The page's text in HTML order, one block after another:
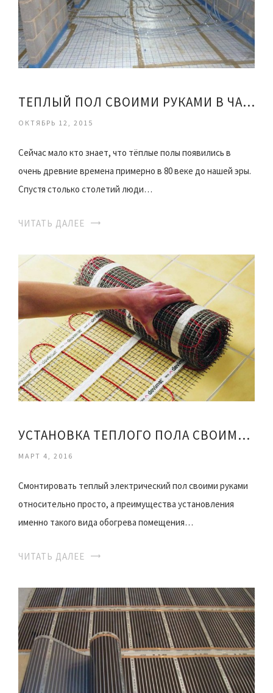
ТЕПЛЫЙ ПОЛ СВОИМИ РУКАМИ В ЧАСТНОМ ДОМЕ
ОКТЯБРЬ 12, 2015
Сейчас мало кто знает, что тёплые полы появились в
очень древние времена примерно в 80 веке до нашей эры.
Спустя столько столетий люди…
ЧИТАТЬ ДАЛЕЕ
УСТАНОВКА ТЕПЛОГО ПОЛА СВОИМИ РУКАМИ
МАРТ 4, 2016
Смонтировать теплый электрический пол своими руками
относительно просто, а преимущества установления
именно такого вида обогрева помещения…
ЧИТАТЬ ДАЛЕЕ